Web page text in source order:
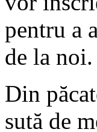
pentru a
de la noi.
Din
sută de